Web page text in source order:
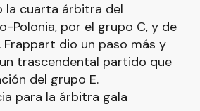
la cuarta árbitra del
Polonia, por el grupo C, y de
Frappart dio un paso más y
trascendental partido que
del grupo E.
para la árbitra gala